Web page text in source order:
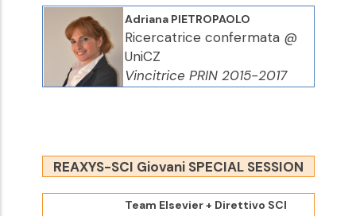
Adriana PIETROPAOLO
Ricercatrice confermata @
UniCZ
Vincitrice PRIN 2015-2017
REAXYS-SCI Giovani SPECIAL SESSION
Team Elsevier + Direttivo SCI